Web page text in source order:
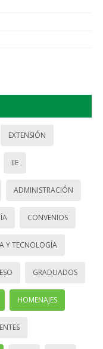
EXTENSIÓN
IIE
ADMINISTRACIÓN
CONVENIOS
Y TECNOLOGÍA
GRADUADOS
HOMENAJES